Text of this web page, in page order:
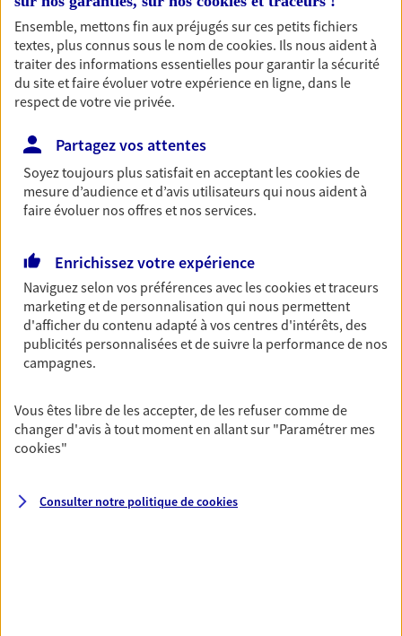
Nos offres phares
Épargne
Réalisez vos projets grâce à votre épargne : achat
immobilier, études des enfants ou voyage autour
du monde… Épargnez à votre rythme et
simplement, selon votre profil.
Préparez sereinement ce nouveau chapitre de
votre vie avec les conseils d'un expert. Découvrez
notre solution PER (Plan Epargne Retraite)
spécialement conçue pour la retraite.
Couvrez vos dépenses de santé ainsi que celles de
votre famille avec la complémentaire santé qui
vous ressemble.
Prévoyance
Ensemble, mettons fin aux préjugés sur ces petits fichiers
textes, plus connus sous le nom decookies. Ils nous aident à
traiter des informations essentielles pour garantir la sécurité
du site et faire évoluer votre expérience en ligne, dans le
respect de votre vie privée.
Partagez vos attentes
Soyez toujours plus satisfait en acceptant lescookiesde
mesure d’audience et d’avis utilisateurs qui nous aident à
faire évoluer nos offres et nos services.
Enrichissez votre expérience
Naviguez selon vos préférences avec lescookies et traceurs
marketing et de personnalisation qui nous permettent
d'afficher du contenu adapté à vos centres d'intérêts, des
publicités personnalisées et de suivre la performance de nos
campagnes.
Vous êtes libre de les accepter, de les refuser comme de
changer d'avis à tout moment en allant sur "Paramétrer mes
cookies"
Consulter notre politique decookies